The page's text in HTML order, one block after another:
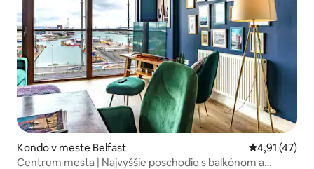
Kondo v meste Belfast Priemerné
4,91 (47)
Centrum mesta | Najvyššie poschodie s balkónom a